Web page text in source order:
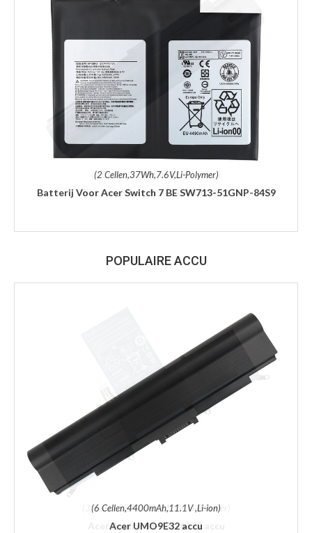
(2 Cellen,37Wh,7.6V,Li-Polymer)
Batterij Voor Acer Switch 7 BE SW713-51GNP-84S9
POPULAIRE ACCU
(6 Cellen,4400mAh,11.1V ,Li-ion)
Acer UMO9E32 accu